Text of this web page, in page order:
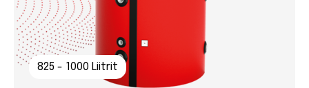
825 - 1000 Liitrit